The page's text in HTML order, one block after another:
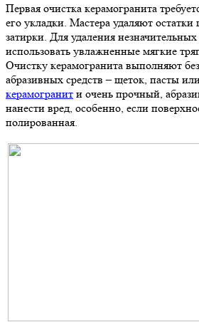
Первая очистка керамогранита
его укладки. Мастера удаляют остатки
затирки. Для удаления
использовать увлажненные мягкие
Очистку керамогранита выполняют
абразивных средств – щеток, пасты
керамогранит и очень прочный,
нанести вред, особенно, если
полированная.